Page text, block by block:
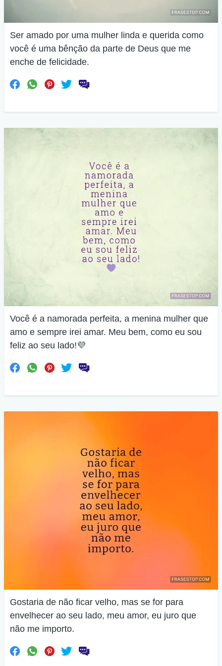
Ser amado por uma mulher linda e querida como
você é uma bênção da parte de Deus que me
enche de felicidade.
Você é a namorada perfeita, a menina mulher que
amo e sempre irei amar. Meu bem, como eu sou
feliz ao seu lado!💜
Gostaria de não ficar velho, mas se for para
envelhecer ao seu lado, meu amor, eu juro que
não me importo.